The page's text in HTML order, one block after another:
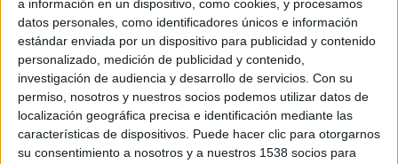
a información en un dispositivo, como cookies, y procesamos
datos personales, como identificadores únicos e información
estándar enviada por un dispositivo para publicidad y contenido
personalizado, medición de publicidad y contenido,
investigación de audiencia y desarrollo de servicios. Con su
permiso, nosotros y nuestros socios podemos utilizar datos de
localización geográfica precisa e identificación mediante las
características de dispositivos. Puede hacer clic para otorgarnos
su consentimiento a nosotros y a nuestros 1538 socios para
Boston Consulting Group para la multinacional Google, el peso de internet podría
ascender a 63.000 millones de euros en tan sólo cuatro años. Es decir que en
2015 el 5,1% del PIB español dependería irectamete del área online.
Ya en 2009 la contribución directa de internet a la economía nacional fue de
23.400 millones de euros, lo que representó el 2,2% del total. Según el estudio,